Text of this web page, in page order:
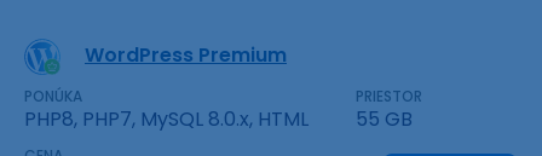
WordPress Premium
PONÚKA
PHP8, PHP7, MySQL 8.0.x, HTML
PRIESTOR
55 GB